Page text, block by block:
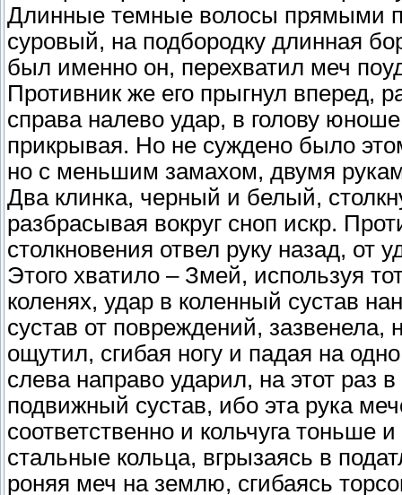
Длинные темные волосы прямыми
суровый, на подбородку длинная
был именно он, перехватил меч
Противник же его прыгнул вперед,
справа налево удар, в голову
прикрывая. Но не суждено было
но с меньшим замахом, двумя
Два клинка, черный и белый,
разбрасывая вокруг сноп искр.
столкновения отвел руку назад, от
Этого хватило – Змей, используя
коленях, удар в коленный сустав
сустав от повреждений,
ощутил, сгибая ногу и падая на
слева направо ударил, на этот раз
подвижный сустав, ибо эта рука
соответственно и кольчуга
стальные кольца, вгрызаясь в
роняя меч на землю, сгибаясь